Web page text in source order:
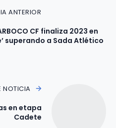
ANTERIOR
CF finaliza 2023 en
superando a Sada Atlético
NOTICIA
en etapa
Cadete